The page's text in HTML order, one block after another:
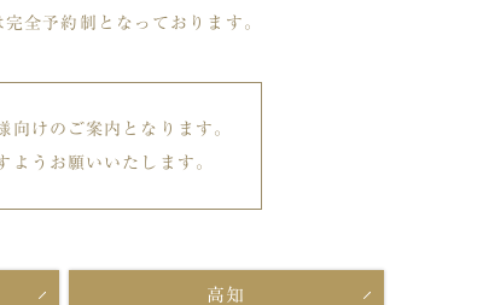
全予約制となっております。
けのご案内となります。
うお願いいたします。
高知